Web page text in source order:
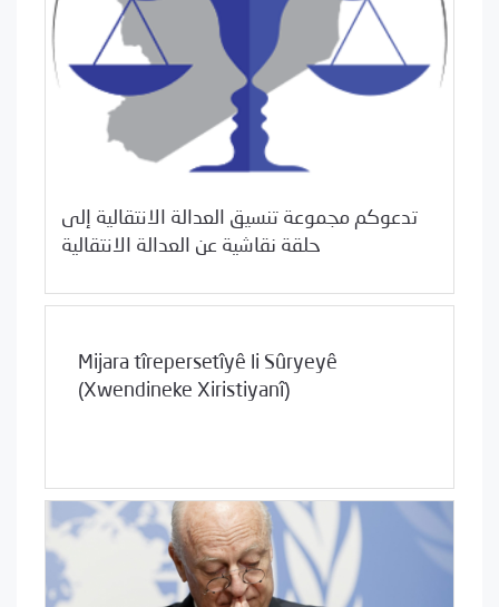
تدعوكم مجموعة تنسيق العدالة الانتقالية إلى
حلقة نقاشية عن العدالة الانتقالية
0 Comments
Mijara tîrepersetîyê li Sûryeyê
(Xwendineke Xiristiyanî)
scmadmin 02/22/2016
Desthilata pêncemîn